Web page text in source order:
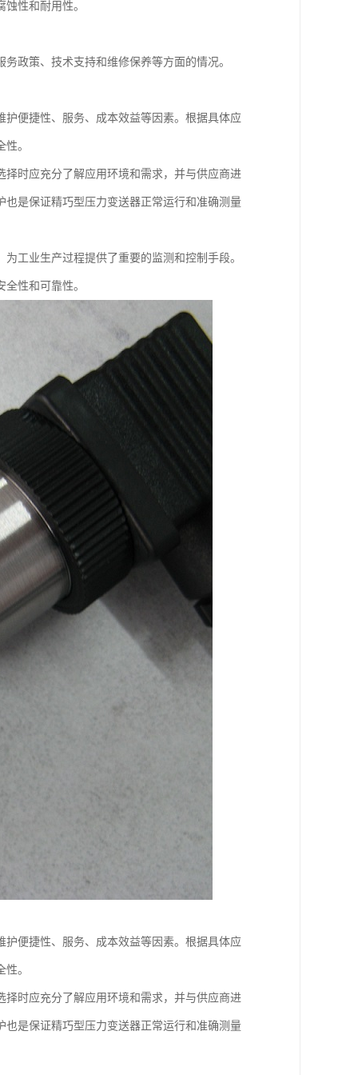
性和耐用性。
政策、技术支持和维修保养等方面的情况。
便捷性、服务、成本效益等因素。根据具体应
。
时应充分了解应用环境和需求，并与供应商进
是保证精巧型压力变送器正常运行和准确测量
工业生产过程提供了重要的监测和控制手段。
性和可靠性。
便捷性、服务、成本效益等因素。根据具体应
。
时应充分了解应用环境和需求，并与供应商进
是保证精巧型压力变送器正常运行和准确测量